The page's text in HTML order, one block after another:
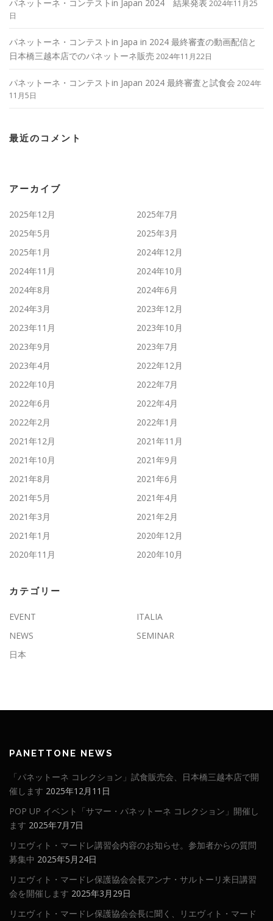
パネットーネ・コンテストin Japan 2024 結果発表 2024年11月25
日
パネットーネ・コンテストin Japa in 2024 最終審査の動画配信と
日本橋三越本店でのパネットーネ販売 2024年11月22日
パネットーネ・コンテストin Japan 2024 最終審査と試食会 2024年
11月5日
最近のコメント
アーカイブ
2025年12月
2025年7月
2025年5月
2025年3月
2025年1月
2024年12月
2024年11月
2024年10月
2024年8月
2024年6月
2024年3月
2023年12月
2023年11月
2023年10月
2023年9月
2023年7月
2023年4月
2022年12月
2022年10月
2022年7月
2022年6月
2022年4月
2022年2月
2022年1月
2021年12月
2021年11月
2021年10月
2021年9月
2021年8月
2021年6月
2021年5月
2021年4月
2021年3月
2021年2月
2021年1月
2020年12月
2020年11月
2020年10月
カテゴリー
EVENT
ITALIA
NEWS
SEMINAR
日本
PANETTONE NEWS
「パネットーネ コレクション」試食販売会、日本橋三越本店で開
催します 2025年12月11日
POP UP イベント「サマー・パネットーネ コレクション」開催し
ます 2025年7月7日
リエヴィト・マードレ講習会内容のお知らせ。参加者からの質問
募集中 2025年5月24日
リエヴィト・マードレ保護協会会長アンナ・サルトーリ来日講習
会を開催します 2025年3月29日
リエヴィト・マードレ保護協会会長に聞く、リエヴィト・マード